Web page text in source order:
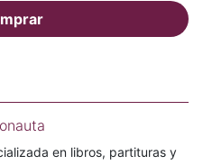
en libros, partituras y